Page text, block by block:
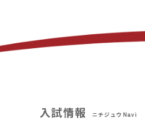
入試情報 ニチジュウNavi